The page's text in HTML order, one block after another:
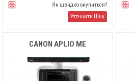
Як швидко окупиться?
Уточнити Ціну
CANON APLIO ME